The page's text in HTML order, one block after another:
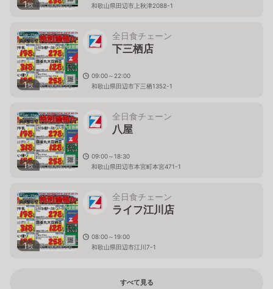
1枚 和歌山県田辺市上秋津2088-1
1枚
全日食チェーン
下三栖店
09:00～22:00
和歌山県田辺市下三栖1352-1
1枚
全日食チェーン
八屋
09:00～18:30
和歌山県田辺市本宮町本宮471-1
1枚
全日食チェーン
ライフ江川店
08:00～19:00
和歌山県田辺市江川7-1
すべて見る